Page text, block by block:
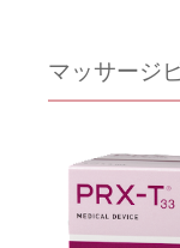
マッサージ